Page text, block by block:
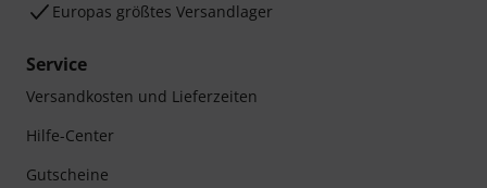
Europas größtes Versandlager
Service
Versandkosten und Lieferzeiten
Hilfe-Center
Gutscheine